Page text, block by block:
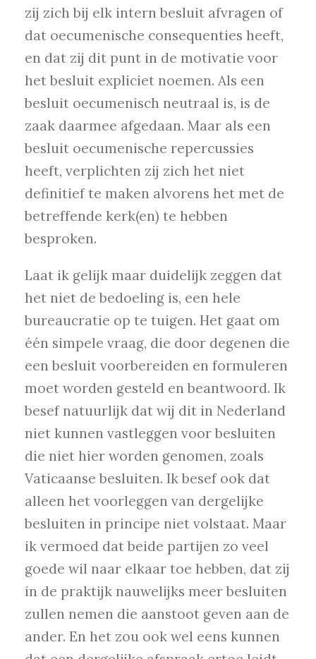
zij zich bij elk intern besluit afvragen of
dat oecumenische consequenties heeft,
en dat zij dit punt in de motivatie voor
het besluit expliciet noemen. Als een
besluit oecumenisch neutraal is, is de
zaak daarmee afgedaan. Maar als een
besluit oecumenische repercussies
heeft, verplichten zij zich het niet
definitief te maken alvorens het met de
betreffende kerk(en) te hebben
besproken.
Laat ik gelijk maar duidelijk zeggen dat
het niet de bedoeling is, een hele
bureaucratie op te tuigen. Het gaat om
één simpele vraag, die door degenen die
een besluit voorbereiden en formuleren
moet worden gesteld en beantwoord. Ik
besef natuurlijk dat wij dit in Nederland
niet kunnen vastleggen voor besluiten
die niet hier worden genomen, zoals
Vaticaanse besluiten. Ik besef ook dat
alleen het voorleggen van dergelijke
besluiten in principe niet volstaat. Maar
ik vermoed dat beide partijen zo veel
goede wil naar elkaar toe hebben, dat zij
in de praktijk nauwelijks meer besluiten
zullen nemen die aanstoot geven aan de
ander. En het zou ook wel eens kunnen